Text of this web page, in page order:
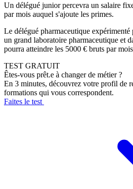
Un délégué junior percevra un salaire
par mois auquel s'ajoute les primes.
Le délégué pharmaceutique
un grand laboratoire pharmaceutique et
pourra atteindre les 5000 € bruts par
TEST GRATUIT
Êtes-vous prêt.e à changer de métier ?
En 3 minutes, découvrez votre profil de
formations qui vous correspondent.
Faites le test